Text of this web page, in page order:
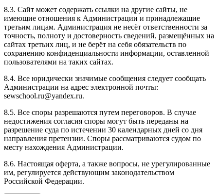
8.3. Сайт может содержать ссылки на другие сайты, не
имеющие отношения к Администрации и принадлежащие
третьим лицам. Администрация не несёт ответственности за
точность, полноту и достоверность сведений, размещённых на
сайтах третьих лиц, и не берёт на себя обязательств по
сохранению конфиденциальности информации, оставленной
пользователями на таких сайтах.
8.4. Все юридически значимые сообщения следует сообщать
Администрации на адрес электронной почты:
sewschool.ru@yandex.ru.
8.5. Все споры разрешаются путем переговоров. В случае
недостижения согласия споры могут быть переданы на
разрешение суда по истечении 30 календарных дней со дня
направления претензии. Споры рассматриваются судом по
месту нахождения Администрации.
8.6. Настоящая оферта, а также вопросы, не урегулированные
им, регулируется действующим законодательством
Российской Федерации.